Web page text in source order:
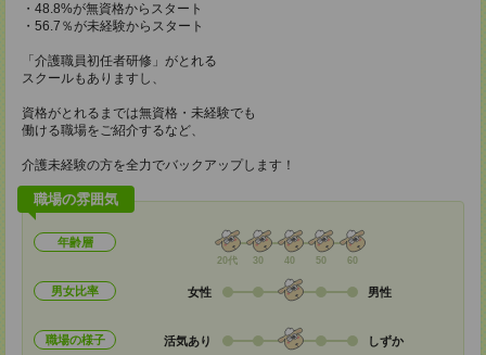
・48.8%が無資格からスタート
・56.7％が未経験からスタート
「介護職員初任者研修」がとれる
スクールもありますし、
資格がとれるまでは無資格・未経験でも
働ける職場をご紹介するなど、
介護未経験の方を全力でバックアップします！
職場の雰囲気
年齢層
20代 30 40 50 60
男女比率 女性 男性
職場の様子 活気あり しずか